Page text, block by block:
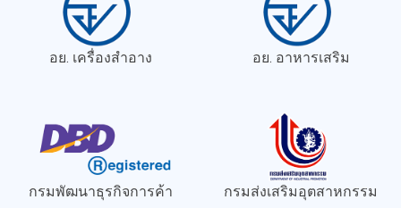
อย. เครื่องสำอาง อย. อาหารเสริม
กรมพัฒนาธุรกิจการค้า กรมส่งเสริมอุตสาหกรรม